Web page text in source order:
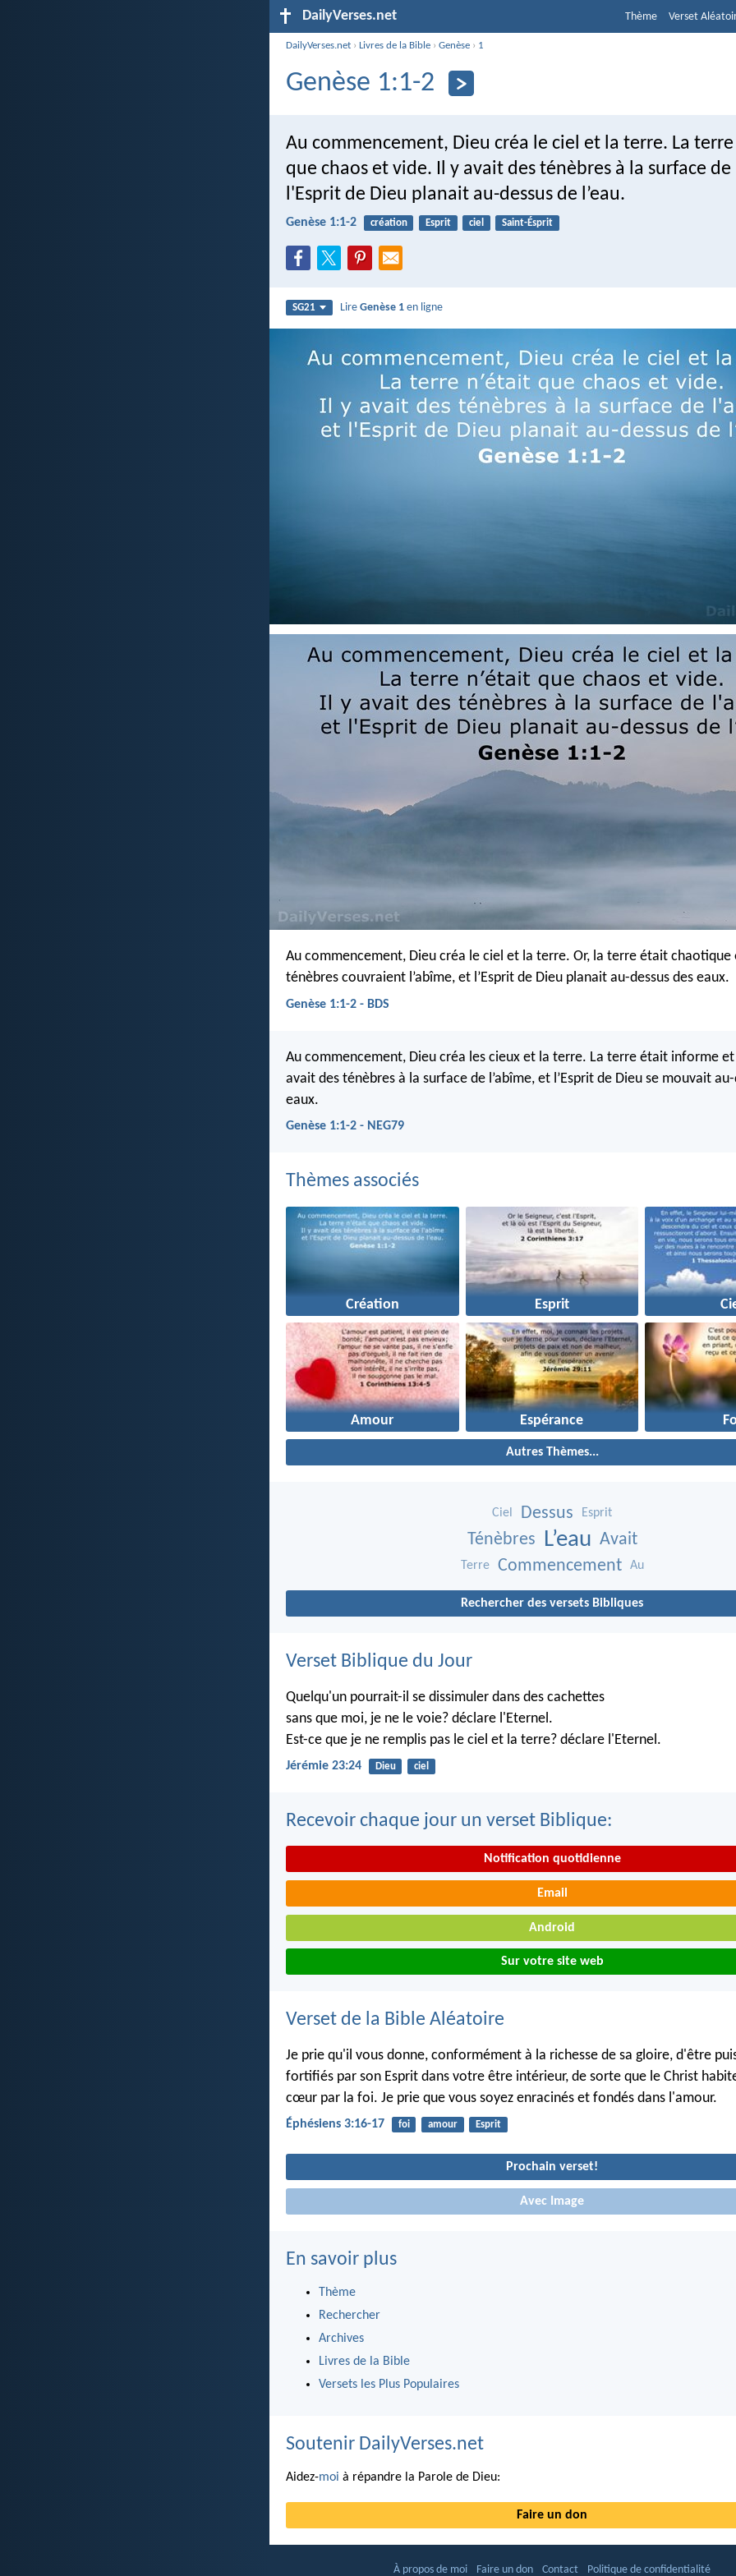
DailyVerses.net Thème Verset
DailyVerses.net ›Livres de la Bible ›Genèse › 1
Genèse 1:1-2
Au commencement, Dieu créa le ciel et la terre. La terre
que chaos et vide. Il y avait des ténèbres à la surface
l'Esprit de Dieu planait au-dessus de l’eau.
Genèse 1:1-2 création Esprit ciel Saint-Ésprit
SG21 LireGenèse 1 en ligne
Au commencement, Dieu créa le ciel et la terre. Or, la terre était chaotique
ténèbres couvraient l’abîme, et l’Esprit de Dieu planait au-dessus des eaux.
Genèse 1:1-2 - BDS
Au commencement, Dieu créa les cieux et la terre. La terre était informe
avait des ténèbres à la surface de l’abîme, et l’Esprit de Dieu se mouvait au-
eaux.
Genèse 1:1-2 - NEG79
Thèmes associés
Création Esprit
Amour Espérance
Autres Thèmes...
Ciel Dessus Esprit
Ténèbres L’eau Avait
Terre Commencement Au
Rechercher des versets Bibliques
Verset Biblique du Jour
Quelqu'un pourrait-il se dissimuler dans des cachettes
sans que moi, je ne le voie? déclare l'Eternel.
Est-ce que je ne remplis pas le ciel et la terre? déclare l'Eternel.
Jérémie 23:24 Dieu ciel
Recevoir chaque jour un verset Biblique:
Notification quotidienne
Email
Android
Sur votre site web
Verset de la Bible Aléatoire
Je prie qu'il vous donne, conformément à la richesse de sa gloire, d'être
fortifiés par son Esprit dans votre être intérieur, de sorte que le Christ
cœur par la foi. Je prie que vous soyez enracinés et fondés dans l'amour.
Éphésiens 3:16-17 foi amour Esprit
Prochain verset!
Avec Image
En savoir plus
Thème
Rechercher
Archives
Livres de la Bible
Versets les Plus Populaires
Soutenir DailyVerses.net
Aidez-moi à répandre la Parole de Dieu:
Faire un don
À propos de moi Faire un don Contact Politique de confidentialité